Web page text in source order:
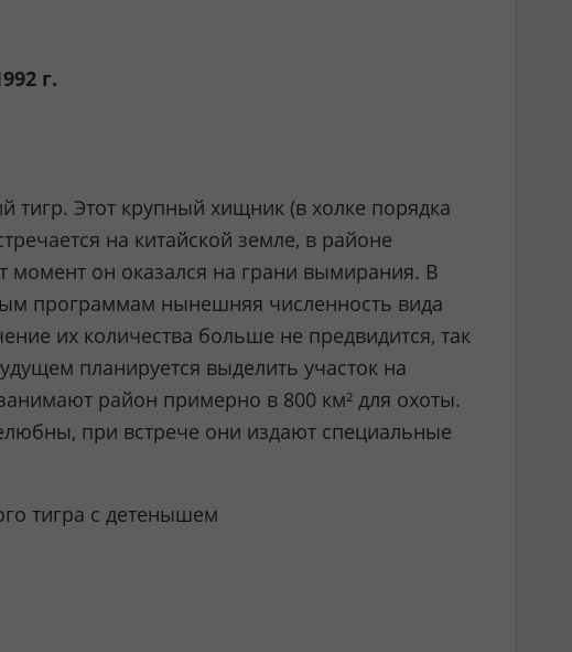
г.
Этот крупный хищник (в холке порядка
на китайской земле, в районе
момент он оказался на грани вымирания. В
программам нынешняя численность вида
их количества больше не предвидится, так
планируется выделить участок на
район примерно в 800 км² для охоты.
при встрече они издают специальные